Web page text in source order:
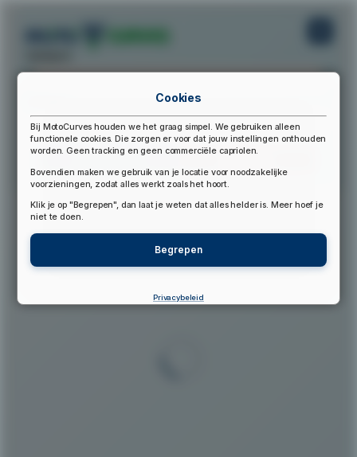
▲
Cookies
Bij MotoCurves houden we het graag simpel. We gebruiken alleen
functionele cookies. Die zorgen er voor dat jouw instellingen onthouden
worden. Geen tracking en geen commerciële capriolen.
Bovendien maken we gebruik van je locatie voor noodzakelijke
voorzieningen, zodat alles werkt zoals het hoort.
Klik je op "Begrepen", dan laat je weten dat alles helder is. Meer hoef je
niet te doen.
Begrepen
Privacybeleid